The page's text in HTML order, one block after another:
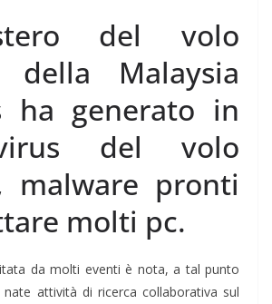
del volo
della Malaysia
ha generato in
del volo
malware pronti
molti pc.
da molti eventi è nota, a tal punto
attività di ricerca collaborativa sul